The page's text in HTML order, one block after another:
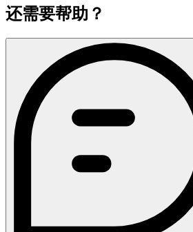
还需要帮助？